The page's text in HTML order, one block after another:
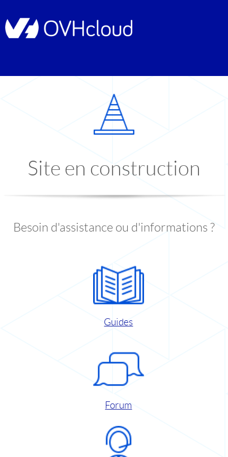
Site en construction
Besoin d'assistance ou d'informations ?
Guides
Forum